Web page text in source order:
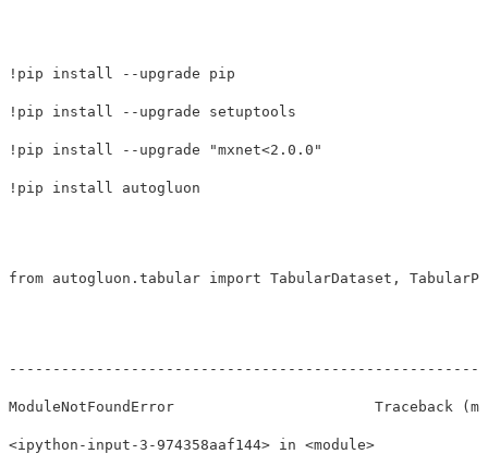
! pip install --upgrade
! pip install --upgrade
! pip install --upgrade "mxnet<2.0.0"
! pip install
from autogluon.tabular import TabularDataset ,
ModuleNotFoundError                       Traceback (
<ipython-input-3-974358aaf144> in